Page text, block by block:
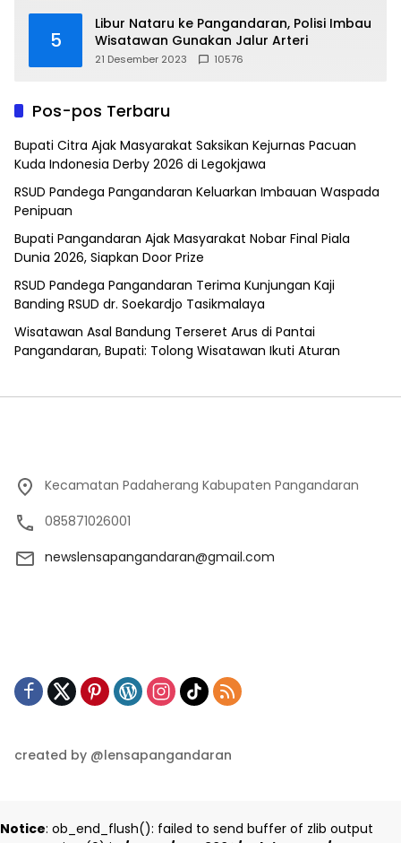
5
Libur Nataru ke Pangandaran, Polisi Imbau
Wisatawan Gunakan Jalur Arteri
21 Desember 2023 10576
Pos-pos Terbaru
Bupati Citra Ajak Masyarakat Saksikan Kejurnas Pacuan
Kuda Indonesia Derby 2026 di Legokjawa
RSUD Pandega Pangandaran Keluarkan Imbauan Waspada
Penipuan
Bupati Pangandaran Ajak Masyarakat Nobar Final Piala
Dunia 2026, Siapkan Door Prize
RSUD Pandega Pangandaran Terima Kunjungan Kaji
Banding RSUD dr. Soekardjo Tasikmalaya
Wisatawan Asal Bandung Terseret Arus di Pantai
Pangandaran, Bupati: Tolong Wisatawan Ikuti Aturan
Kecamatan Padaherang Kabupaten Pangandaran
085871026001
newslensapangandaran@gmail.com
created by @lensapangandaran
Notice: ob_end_flush(): failed to send buffer of zlib output